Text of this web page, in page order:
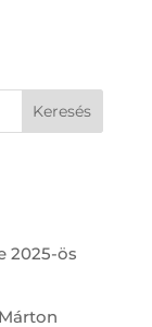
Keresés
2025-ös